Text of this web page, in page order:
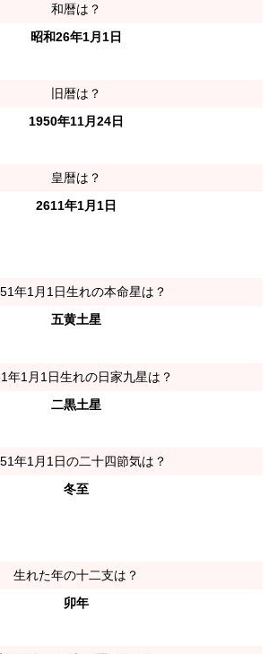
和暦は？
昭和26年1月1日
旧暦は？
1950年11月24日
皇暦は？
2611年1月1日
年1月1日生れの本命星は？
五黄土星
年1月1日生れの日家九星は？
二黒土星
年1月1日の二十四節気は？
冬至
生れた年の十二支は？
卯年